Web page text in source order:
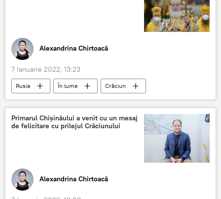
Alexandrina Chirtoacă
7 Ianuarie 2022, 13:23
Rusia În lume
Crăciun
Patriarhul Kiril
stil vechi
Primarul Chișinăului a venit cu un mesaj
de felicitare cu prilejul Crăciunului
Alexandrina Chirtoacă